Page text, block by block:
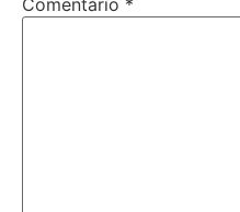
Comentário *